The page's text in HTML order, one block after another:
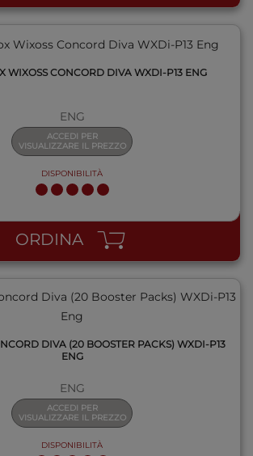
WIXOSS CONCORD DIVA WXDI-P13 ENG
ENG
ACCEDI PER
VISUALIZZARE IL PREZZO
DISPONIBILITÀ
ORDINA
QUICK VIEW
DIVA (20 BOOSTER PACKS) WXDI-P13
ENG
ENG
ACCEDI PER
VISUALIZZARE IL PREZZO
DISPONIBILITÀ